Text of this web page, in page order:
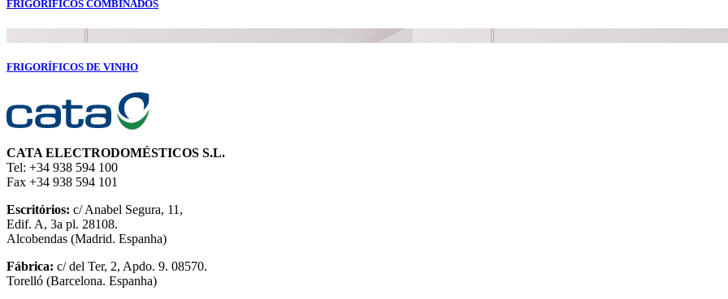
FRIGORIFICOS COMBINADOS
FRIGORÍFICOS DE VINHO
CATA ELECTRODOMÉSTICOS S.L.
Tel: +34 938 594 100
Fax +34 938 594 101
Escritórios: c/ Anabel Segura, 11,
Edif. A, 3a pl. 28108.
Alcobendas (Madrid. Espanha)
Fábrica: c/ del Ter, 2, Apdo. 9. 08570.
Torelló (Barcelona. Espanha)